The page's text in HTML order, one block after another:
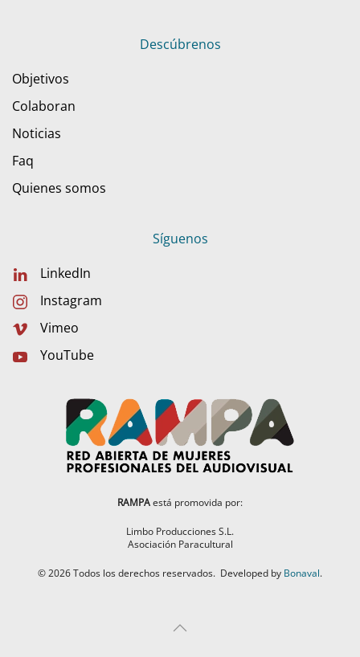
Descúbrenos
Objetivos
Colaboran
Noticias
Faq
Quienes somos
Síguenos
LinkedIn
Instagram
Vimeo
YouTube
RAMPAestá promovida por:
Limbo Producciones S.L.
Asociación Paracultural
©2026Todos los derechos reservados. Developed by Bonaval.